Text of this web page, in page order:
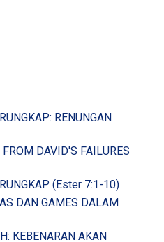
RENUNGAN
DAVID'S FAILURES
(Ester 7:1-10)
DAN GAMES DALAM
KEBENARAN AKAN